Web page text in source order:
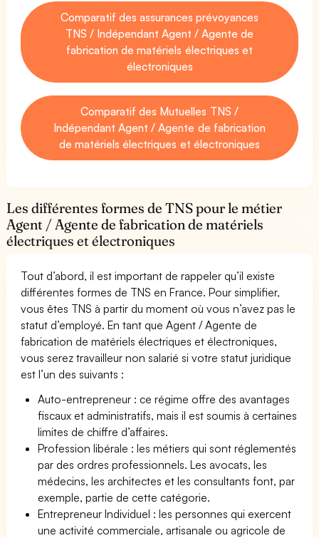
Comparatif des assurances prévoyances
TNS / Indépendant Agent / Agente de
fabrication de matériels électriques et
électroniques
Comparatif des Mutuelles TNS /
Indépendant Agent / Agente de fabrication
de matériels électriques et électroniques
Les différentes formes de TNS pour le métier
Agent / Agente de fabrication de matériels
électriques et électroniques
Tout d’abord, il est important de rappeler qu’il existe
différentes formes de TNS en France. Pour simplifier,
vous êtes TNS à partir du moment où vous n’avez pas le
statut d’employé. En tant que Agent / Agente de
fabrication de matériels électriques et électroniques,
vous serez travailleur non salarié si votre statut juridique
est l’un des suivants :
Auto-entrepreneur : ce régime offre des avantages
fiscaux et administratifs, mais il est soumis à certaines
limites de chiffre d’affaires.
Profession libérale : les métiers qui sont réglementés
par des ordres professionnels. Les avocats, les
médecins, les architectes et les consultants font, par
exemple, partie de cette catégorie.
Entrepreneur Individuel : les personnes qui exercent
une activité commerciale, artisanale ou agricole de